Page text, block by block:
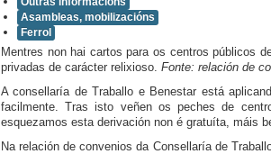
Asambleas, mobilizacións
Ferrol
Mentres non hai cartos para os centros públicos
privadas de carácter relixioso. Fonte: relación de
A consellaría de Traballo e Benestar está
facilmente. Tras isto veñen os peches de
esquezamos esta derivación non é gratuíta, máis
Na relación de convenios da Consellaría de